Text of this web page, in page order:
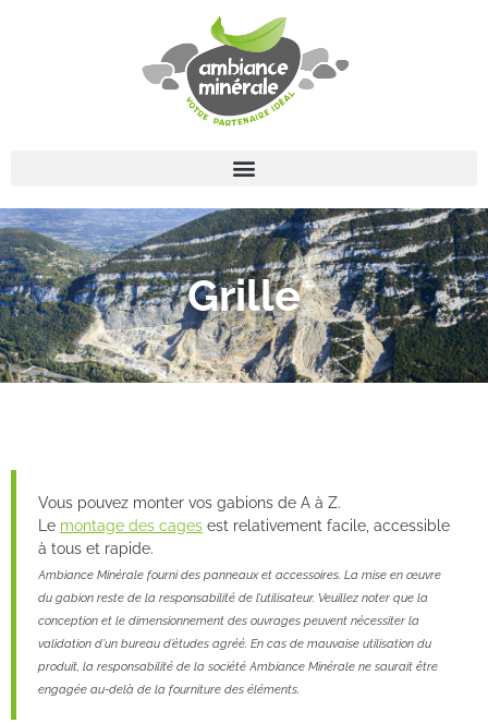
Grille
Vous pouvez monter vos gabions de A à Z.
Le montage des cages est relativement facile, accessible
à tous et rapide.
Ambiance Minérale fourni des panneaux et accessoires. La mise en œuvre
du gabion reste de la responsabilité de l’utilisateur. Veuillez noter que la
conception et le dimensionnement des ouvrages peuvent nécessiter la
validation d’un bureau d’études agréé. En cas de mauvaise utilisation du
produit, la responsabilité de la société Ambiance Minérale ne saurait être
engagée au-delà de la fourniture des éléments.